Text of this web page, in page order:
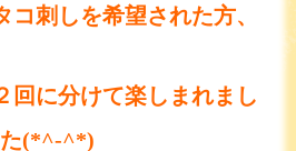
コ刺しを希望された方、
回に分けて楽しまれまし
た(*^-^*)